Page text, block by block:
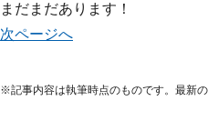
まだまだあります！
次ページへ
※記事内容は執筆時点のものです。最新の